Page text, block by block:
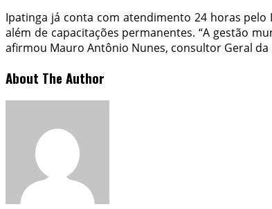
Ipatinga já conta com atendimento 24 horas pelo
além de capacitações permanentes. “A gestão
afirmou Mauro Antônio Nunes, consultor Geral
About The Author